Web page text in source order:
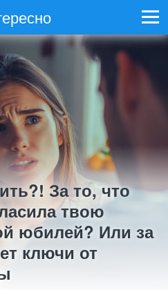
За то, что
твою
юбилей? Или за
ключи от